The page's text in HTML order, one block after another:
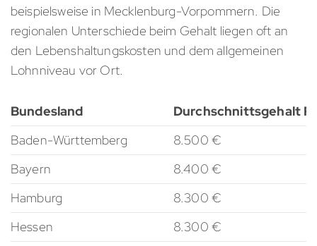
beispielsweise in Mecklenburg-Vorpommern. Die
regionalen Unterschiede beim Gehalt liegen oft an
den Lebenshaltungskosten und dem allgemeinen
Lohnniveau vor Ort.
Bundesland
Durchschnittsgehalt
Baden-Württemberg
8.500 €
Bayern
8.400 €
Hamburg
8.300 €
Hessen
8.300 €